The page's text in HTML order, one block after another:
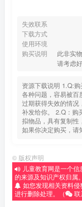
失效联系
下载方式
使用环境
购买说明
此非实
请考虑
资源下载说明 1.Q:
各种问题，容易被百
过期获得失效的情况
补发给你。 2.Q：购
拟物品，具有复制性
如果你决定购买，请
© 版权声明
儿童教育网是一个
的来源及知识产权归属。
如您发现相关资料
进行删除处理。（
联